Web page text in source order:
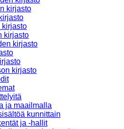
kirjasto
kirjasto
kirjasto
kirjasto
kirjasto
ja maailmalla
kunnittain
ja -hallit